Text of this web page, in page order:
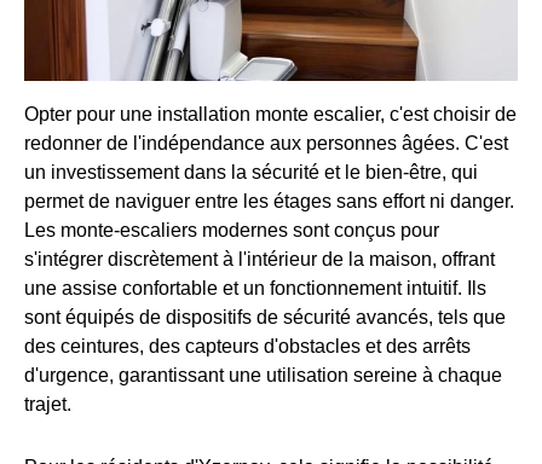
Opter pour une installation monte escalier, c'est choisir de
redonner de l'indépendance aux personnes âgées. C'est
un investissement dans la sécurité et le bien-être, qui
permet de naviguer entre les étages sans effort ni danger.
Les monte-escaliers modernes sont conçus pour
s'intégrer discrètement à l'intérieur de la maison, offrant
une assise confortable et un fonctionnement intuitif. Ils
sont équipés de dispositifs de sécurité avancés, tels que
des ceintures, des capteurs d'obstacles et des arrêts
d'urgence, garantissant une utilisation sereine à chaque
trajet.